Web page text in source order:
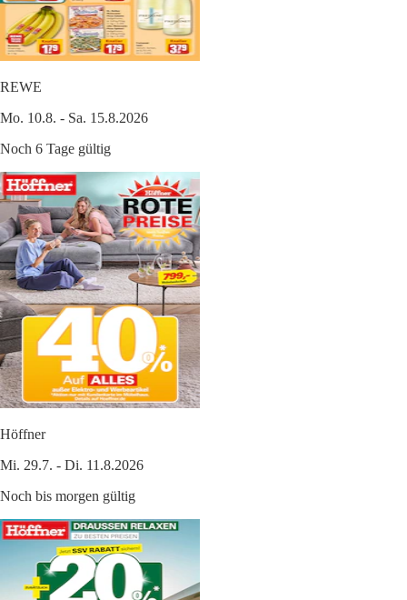
REWE
Mo. 10.8. - Sa. 15.8.2026
Noch 6 Tage gültig
Höffner
Mi. 29.7. - Di. 11.8.2026
Noch bis morgen gültig